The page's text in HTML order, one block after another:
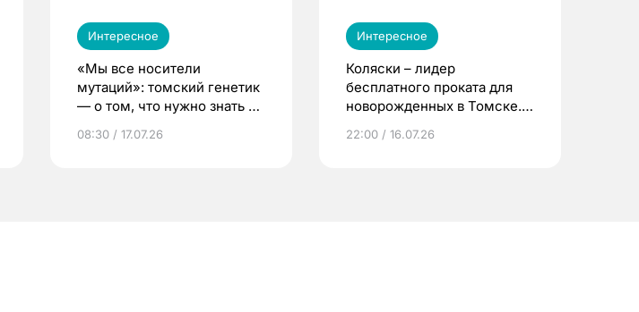
Интересное
«Мы все носители
мутаций»: томский генетик
— о том, что нужно знать до
08:30 / 17.07.26
Интересное
Коляски – лидер
бесплатного проката для
новорожденных в Томске.
22:00 / 16.07.26